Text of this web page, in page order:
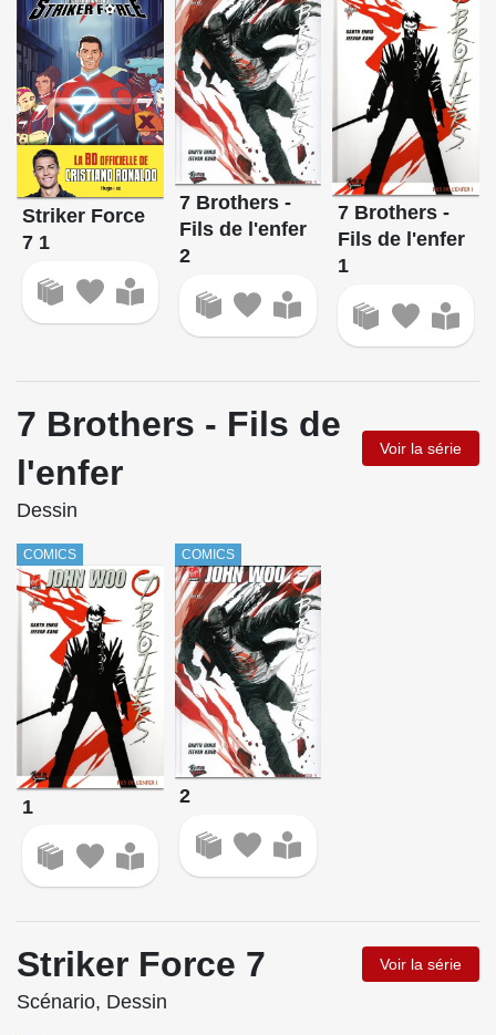
Striker Force
7 1
7 Brothers -
Fils de l'enfer
2
7 Brothers -
Fils de l'enfer
1
7 Brothers - Fils de
l'enfer
Voir la série
Dessin
COMICS
1
COMICS
2
Striker Force 7 Voir la série
Scénario, Dessin